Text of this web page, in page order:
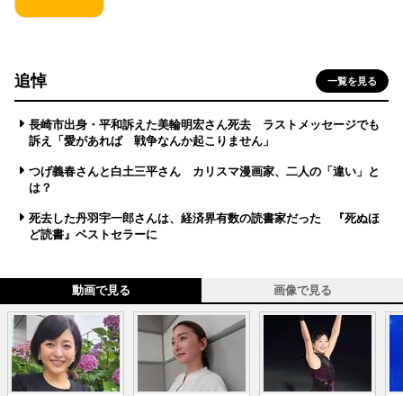
追悼 一覧を見る
長崎市出身・平和訴えた美輪明宏さん死去 ラストメッセージでも
訴え「愛があれば 戦争なんか起こりません」
つげ義春さんと白土三平さん カリスマ漫画家、二人の「違い」と
は？
死去した丹羽宇一郎さんは、経済界有数の読書家だった 『死ぬほ
ど読書』ベストセラーに
動画で見る 画像で見る